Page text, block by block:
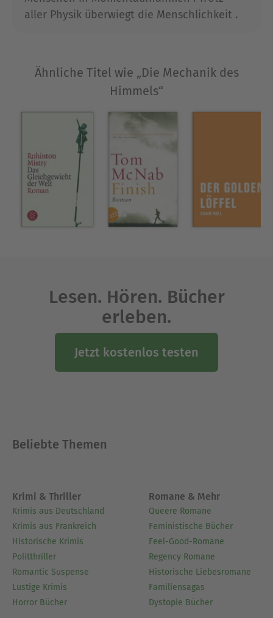
jüdische Geschichte selbst. Die Briefe decken
Antike, Mittelalter und Neuzeit bis hin zur
irdischen Jerusalem und dem himmlischen
Paradies. Ihre fiktiven Verfasser reichen von
Flavius Josephus über Moses Mendelssohn bis zu
Hannah Arendt. Ihre realen Übermittler aus
Berkeley und Oxford, Tel Aviv und München
verraten für diesen Band bisher unbekannte
historische Details und lassen Menschen
miteinander kommunizieren, von denen wir
immer schon dachten: Wie schade, daß sie nicht
in direkter Verbindung miteinander standen.
als Musik-Promoter in Simbabwe und als T-Shirt-
Händler gearbeitet und ist Journalist und
Schriftsteller. Er hat bislang die Romane «A»
(2002) und «The Claude Glass» (2007)
veröffentlicht. «Die Mechanik des Himmels»
wurde in zahlreiche Sprachen übersetzt.
aller Physik überwiegt die Menschlichkeit .
Ähnliche Titel wie „Die Mechanik des
Himmels“
Lesen. Hören. Bücher
erleben.
Jetzt kostenlos testen
Beliebte Themen
Krimi & Thriller
Krimis aus Deutschland
Krimis aus Frankreich
Historische Krimis
Politthriller
Romantic Suspense
Lustige Krimis
Horror Bücher
Romane & Mehr
Queere Romane
Feministische Bücher
Feel-Good-Romane
Regency Romane
Historische Liebesromane
Familiensagas
Dystopie Bücher